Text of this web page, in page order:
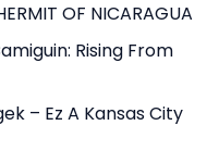
OF NICARAGUA
Rising From
– Ez A Kansas City